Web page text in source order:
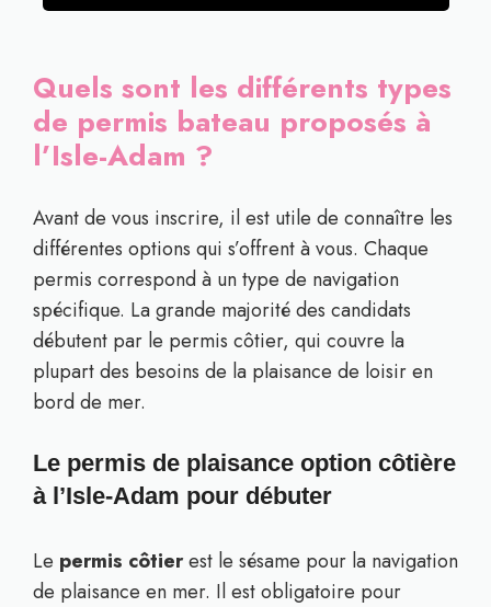
Quels sont les différents types
de permis bateau proposés à
l’Isle-Adam ?
Avant de vous inscrire, il est utile de connaître les
différentes options qui s’offrent à vous. Chaque
permis correspond à un type de navigation
spécifique. La grande majorité des candidats
débutent par le permis côtier, qui couvre la
plupart des besoins de la plaisance de loisir en
bord de mer.
Le permis de plaisance option côtière
à l’Isle-Adam pour débuter
Le permis côtierest le sésame pour la navigation
de plaisance en mer. Il est obligatoire pour